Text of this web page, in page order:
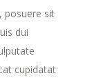
posuere sit
dui
cupidatat